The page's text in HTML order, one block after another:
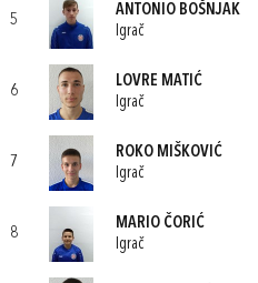
5
ANTONIO BOŠNJAK
Igrač
6
LOVRE MATIĆ
Igrač
7
ROKO MIŠKOVIĆ
Igrač
8
MARIO ČORIĆ
Igrač